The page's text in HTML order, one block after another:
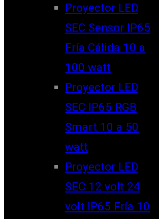
Proyector LED
SEC Sensor IP65
Fría Cálida 10 a
100 watt
Proyector LED
SEC IP65 RGB
Smart 10 a 50
watt
Proyector LED
SEC 12 volt 24
volt IP65 Fría 10